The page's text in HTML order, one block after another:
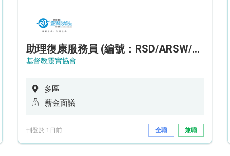
助理復康服務員 (編號：RSD/ARSW/CTE)
基督教靈實協會
多區
薪金面議
刊登於 1日前 全職 兼職